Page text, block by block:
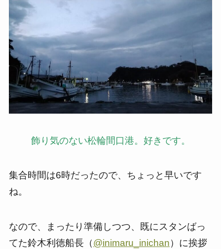
飾り気のない松輪間口港。好きです。
集合時間は6時だったので、ちょっと早いです
ね。
なので、まったり準備しつつ、既にスタンばっ
てた鈴木利徳船長（@inimaru_inichan）に挨拶